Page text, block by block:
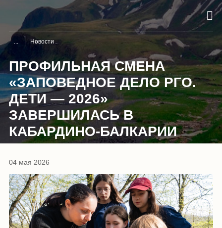
Новости
ПРОФИЛЬНАЯ СМЕНА
«ЗАПОВЕДНОЕ ДЕЛО РГО.
ДЕТИ — 2026»
ЗАВЕРШИЛАСЬ В
КАБАРДИНО-БАЛКАРИИ
04 мая 2026